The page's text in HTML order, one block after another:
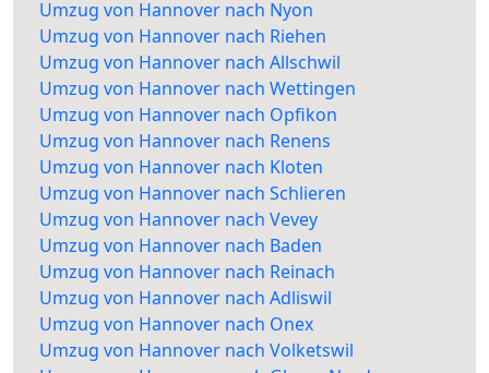
Umzug von Hannover nach Nyon
Umzug von Hannover nach Riehen
Umzug von Hannover nach Allschwil
Umzug von Hannover nach Wettingen
Umzug von Hannover nach Opfikon
Umzug von Hannover nach Renens
Umzug von Hannover nach Kloten
Umzug von Hannover nach Schlieren
Umzug von Hannover nach Vevey
Umzug von Hannover nach Baden
Umzug von Hannover nach Reinach
Umzug von Hannover nach Adliswil
Umzug von Hannover nach Onex
Umzug von Hannover nach Volketswil